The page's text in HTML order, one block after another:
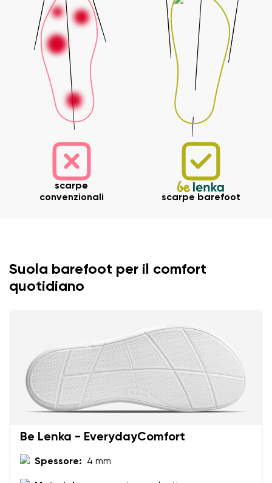
scarpe
convenzionali
scarpe barefoot
Suola barefoot per il comfort
quotidiano
Be Lenka - EverydayComfort
Spessore: 4 mm
Il tuo nome e cognome